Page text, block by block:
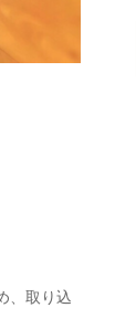
、取り込